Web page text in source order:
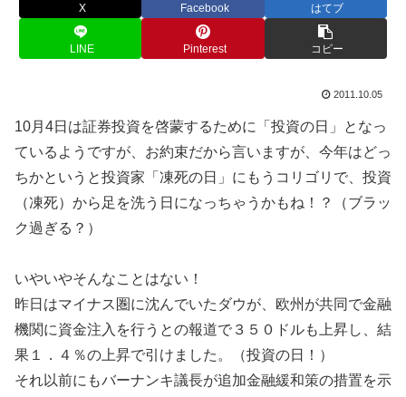
X Facebook はてブ
LINE Pinterest コピー
2011.10.05
10月4日は証券投資を啓蒙するために「投資の日」となっ
ているようですが、お約束だから言いますが、今年はどっ
ちかというと投資家「凍死の日」にもうコリゴリで、投資
（凍死）から足を洗う日になっちゃうかもね！？（ブラッ
ク過ぎる？）
いやいやそんなことはない！
昨日はマイナス圏に沈んでいたダウが、欧州が共同で金融
機関に資金注入を行うとの報道で３５０ドルも上昇し、結
果１．４％の上昇で引けました。（投資の日！）
それ以前にもバーナンキ議長が追加金融緩和策の措置を示